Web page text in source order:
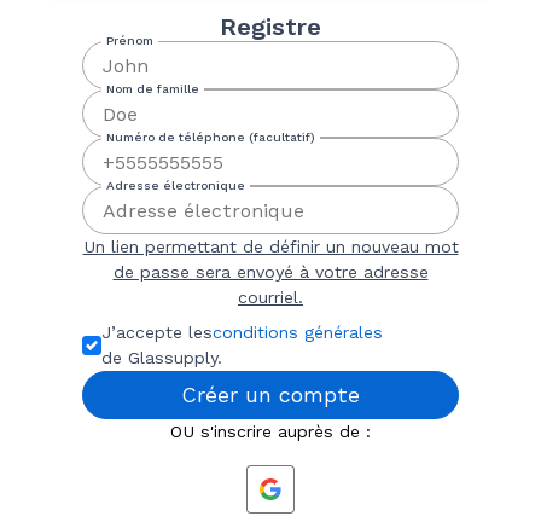
Registre
Un lien permettant de définir un nouveau mot
de passe sera envoyé à votre adresse
courriel.
J’accepte lesconditions générales
de Glassupply.
Créer un compte
OU s'inscrire auprès de :